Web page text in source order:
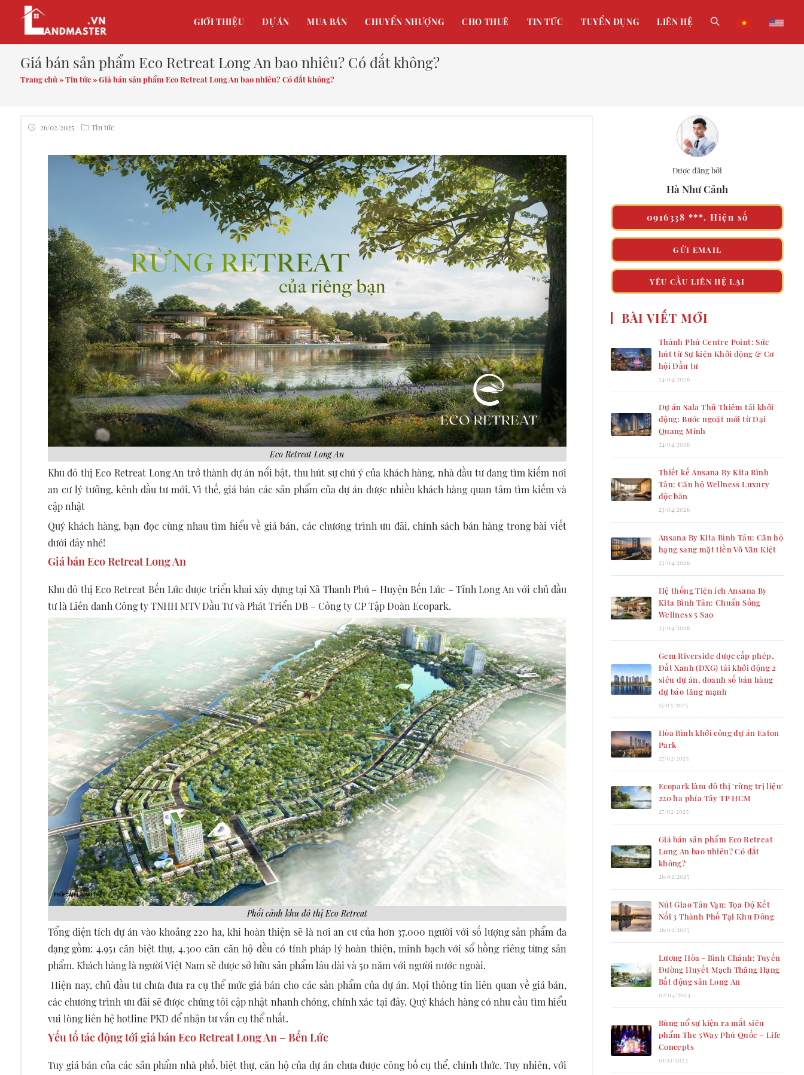
GIỚI THIỆU DỰ ÁN MUA BÁN CHUYỂN NHƯỢNG CHO THUÊ TIN TỨC TUYỂN DỤNG LIÊN HỆ
Giá bán sản phẩm Eco Retreat Long An bao nhiêu? Có đắt không?
Trang chủ »Tin tức»Giá bán sản phẩm Eco Retreat Long An bao nhiêu? Có đắt không?
26/02/2025 Tin tức
Eco Retreat Long An
Khu đô thị Eco Retreat Long An trở thành dự án nổi bật, thu hút sự chú ý của khách hàng, nhà đầu tư đang tìm kiếm nơi
an cư lý tưởng, kênh đầu tư mới. Vì thế, giá bán các sản phẩm của dự án được nhiều khách hàng quan tâm tìm kiếm và
cập nhật
Quý khách hàng, bạn đọc cùng nhau tìm hiểu về giá bán, các chương trình ưu đãi, chính sách bán hàng trong bài viết
dưới đây nhé!
Giá bán Eco Retreat Long An
Khu đô thị Eco Retreat Bến Lức được triển khai xây dựng tại Xã Thanh Phú – Huyện Bến Lức – Tỉnh Long An với chủ đầu
tư là Liên danh Công ty TNHH MTV Đầu Tư và Phát Triển DB – Công ty CP Tập Đoàn Ecopark.
Phối cảnh khu đô thị Eco Retreat
Tổng diện tích dự án vào khoảng 220 ha, khi hoàn thiện sẽ là nơi an cư của hơn 37.000 người với số lượng sản phẩm đa
dạng gồm: 4.951 căn biệt thự, 4.300 căn căn hộ đều có tính pháp lý hoàn thiện, minh bạch với sổ hồng riêng từng sản
phẩm. Khách hàng là người Việt Nam sẽ được sở hữu sản phẩm lâu dài và 50 năm với người nước ngoài.
Hiện nay, chủ đầu tư chưa đưa ra cụ thể mức giá bán cho các sản phẩm của dự án. Mọi thông tin liên quan về giá bán,
các chương trình ưu đãi sẽ được chúng tôi cập nhật nhanh chóng, chính xác tại đây. Quý khách hàng có nhu cầu tìm hiểu
vui lòng liên hệ hotline PKD để nhận tư vấn cụ thể nhất.
Yếu tố tác động tới giá bán Eco Retreat Long An – Bến Lức
Tuy giá bán của các sản phẩm nhà phố, biệt thự, căn hộ của dự án chưa được công bố cụ thể, chính thức. Tuy nhiên, với
Được đăng bởi
Hà Như Cảnh
0916338 ***. Hiện số
GỬI EMAIL
YÊU CẦU LIÊN HỆ LẠI
BÀI VIẾT MỚI
Thành Phú Centre Point: Sức
hút từ Sự kiện Khởi động & Cơ
hội Đầu tư
24/04/2026
Dự án Sala Thủ Thiêm tái khởi
động: Bước ngoặt mới từ Đại
Quang Minh
24/04/2026
Thiết kế Ansana By Kita Bình
Tân: Căn hộ Wellness Luxury
độc bản
23/04/2026
Ansana By Kita Bình Tân: Căn hộ
hạng sang mặt tiền Võ Văn Kiệt
23/04/2026
Hệ thống Tiện ích Ansana By
Kita Bình Tân: Chuẩn Sống
Wellness 5 Sao
23/04/2026
Gem Riverside được cấp phép,
Đất Xanh (DXG) tái khởi động 2
siêu dự án, doanh số bán hàng
dự báo tăng mạnh
15/03/2025
Hòa Bình khởi công dự án Eaton
Park
27/02/2025
Ecopark làm đô thị 'rừng trị liệu'
220 ha phía Tây TP HCM
27/02/2025
Giá bán sản phẩm Eco Retreat
Long An bao nhiêu? Có đắt
không?
26/02/2025
Nút Giao Tân Vạn: Tọa Độ Kết
Nối 3 Thành Phố Tại Khu Đông
26/02/2025
Lương Hòa - Bình Chánh: Tuyến
Đường Huyết Mạch Thăng Hạng
Bất động sản Long An
02/04/2024
Bùng nổ sự kiện ra mắt siêu
phẩm The 5Way Phú Quốc – Life
Concepts
01/11/2023